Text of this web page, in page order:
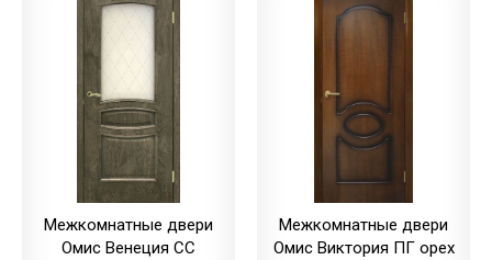
Межкомнатные двери
Омис Венеция СС
Межкомнатные двери
Омис Виктория ПГ орех